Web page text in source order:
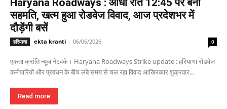
Haryana Roadways : आधी रात 12:45 पर बनी
सहमति, खत्म हुआ रोडवेज विवाद, आज प्रदेशभर में
दौड़ेंगी बसें
हरियाणा ekta kranti - 06/06/2026 0
एकता क्रांति न्यूज नेटवर्क। Haryana Roadways Strike update : हरियाणा रोडवेज
कर्मचारियों और प्रबंधन के बीच लंबे समय से चल रहा विवाद आखिरकार शुक्रवार...
Read more